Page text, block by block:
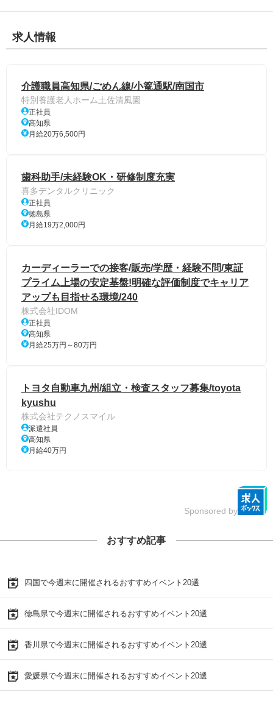
求人情報
介護職員高知県/ごめん線/小篭通駅/南国市
特別養護老人ホーム土佐清風園
正社員
高知県
月給20万6,500円
歯科助手/未経験OK・研修制度充実
喜多デンタルクリニック
正社員
徳島県
月給19万2,000円
カーディーラーでの接客/販売/学歴・経験不問/東証
プライム上場の安定基盤!明確な評価制度でキャリア
アップも目指せる環境/240
株式会社IDOM
正社員
高知県
月給25万円～80万円
トヨタ自動車九州/組立・検査スタッフ募集/toyota
kyushu
株式会社テクノスマイル
派遣社員
高知県
月給40万円
Sponsored by
おすすめ記事
四国で今週末に開催されるおすすめイベント20選
徳島県で今週末に開催されるおすすめイベント20選
香川県で今週末に開催されるおすすめイベント20選
愛媛県で今週末に開催されるおすすめイベント20選